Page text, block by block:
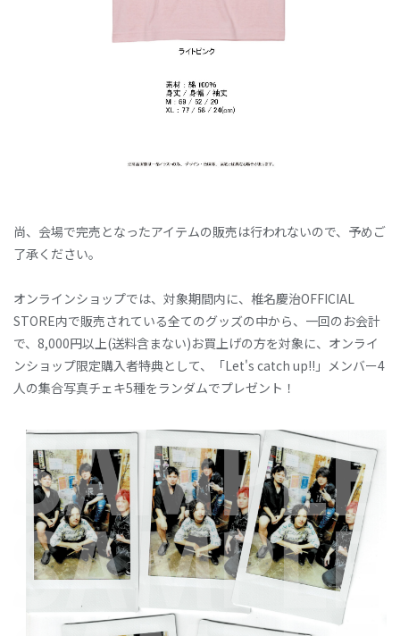
尚、会場で完売となったアイテムの販売は行われないので、予めご
了承ください。
オンラインショップでは、対象期間内に、椎名慶治OFFICIAL
STORE内で販売されている全てのグッズの中から、一回のお会計
で、8,000円以上(送料含まない)お買上げの方を対象に、オンライ
ンショップ限定購入者特典として、「Let's catch up!!」メンバー4
人の集合写真チェキ5種をランダムでプレゼント！